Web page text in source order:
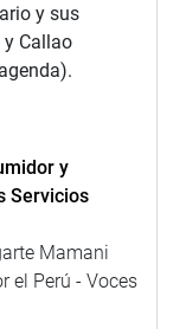
y sus
Callao
y
Servicios
Mamani
el Perú - Voces